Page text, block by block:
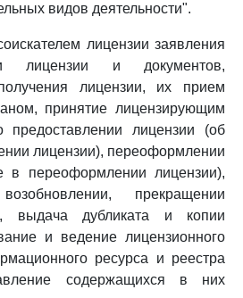
видов деятельности".
лицензии заявления
лицензии и документов,
лицензии, их прием
принятие лицензирующим
лицензии (об
лицензии), переоформлении
в переоформлении лицензии),
прекращении
выдача дубликата и копии
и ведение лицензионного
ресурса и реестра
содержащихся в них